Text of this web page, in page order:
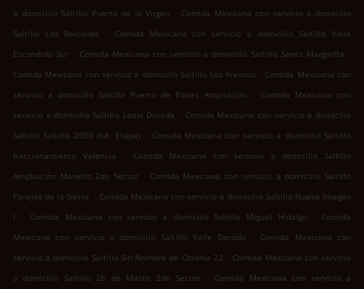
a domicilio Saltillo Puerto de la Virgen
. Comida Mexicana con servicio a domicilio
Saltillo Los Balcones
.
Comida Mexicana con servicio a domicilio Saltillo Valle
Escondido Sur . Comida Mexicana con servicio a domicilio Saltillo Santa Margarita .
Comida Mexicana con servicio a domicilio Saltillo Los Fresnos . Comida Mexicana con
servicio a domicilio Saltillo Puerto de Flores Ampliación
. Comida Mexicana con
servicio a domicilio Saltillo Loma Dorada . Comida Mexicana con servicio a domicilio
Saltillo Saltillo 2000 (6A. Etapa) . Comida Mexicana con servicio a domicilio Saltillo
fraccionamiento Valencia
.
Comida Mexicana con servicio a domicilio Saltillo
Ampliación Morelos 2do Sector . Comida Mexicana con servicio a domicilio Saltillo
Parajes de la Sierra . Comida Mexicana con servicio a domicilio Saltillo Nueva Imagen
I
. Comida Mexicana con servicio a domicilio Saltillo Miguel Hidalgo .
Comida
Mexicana con servicio a domicilio Saltillo Valle Dorado
. Comida Mexicana con
servicio a domicilio Saltillo Sin Nombre de Colonia 22 . Comida Mexicana con servicio
a domicilio Saltillo 26 de Marzo 2do Sector
. Comida Mexicana con servicio a